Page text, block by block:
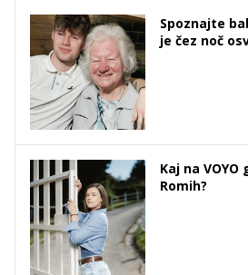
Spoznajte
je čez noč
Kaj na
Romih?